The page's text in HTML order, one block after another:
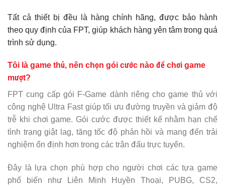
Tất cả thiết bị đều là hàng chính hãng, được bảo hành
theo quy định của FPT, giúp khách hàng yên tâm trong quá
trình sử dụng.
Tôi là game thủ, nên chọn gói cước nào để chơi game
mượt?
FPT cung cấp gói F-Game dành riêng cho game thủ với
công nghệ Ultra Fast giúp tối ưu đường truyền và giảm độ
trễ khi chơi game. Gói cước được thiết kế nhằm hạn chế
tình trạng giật lag, tăng tốc độ phản hồi và mang đến trải
nghiệm ổn định hơn trong các trận đấu trực tuyến.
Đây là lựa chọn phù hợp cho người chơi các tựa game
phổ biến như Liên Minh Huyền Thoại, PUBG, CS2,